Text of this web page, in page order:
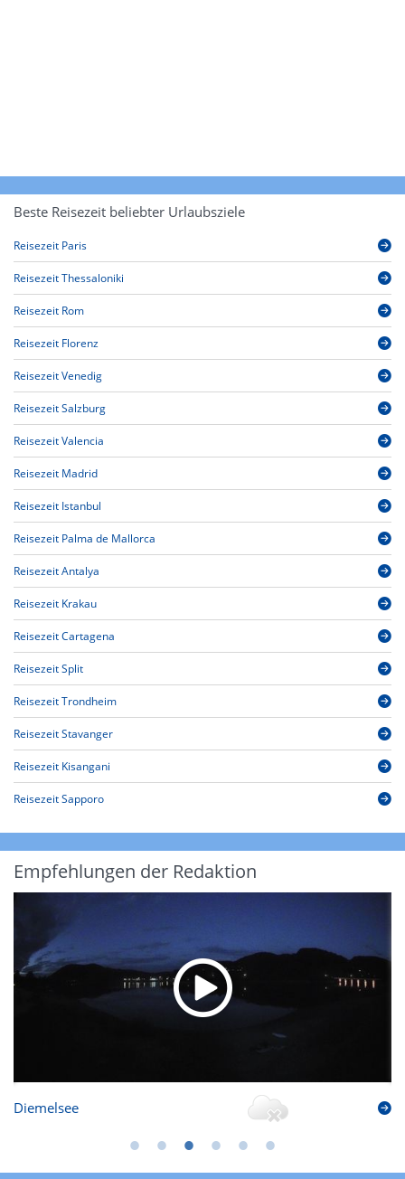
Beste Reisezeit beliebter Urlaubsziele
Reisezeit Paris
Reisezeit Thessaloniki
Reisezeit Rom
Reisezeit Florenz
Reisezeit Venedig
Reisezeit Salzburg
Reisezeit Valencia
Reisezeit Madrid
Reisezeit Istanbul
Reisezeit Palma de Mallorca
Reisezeit Antalya
Reisezeit Krakau
Reisezeit Cartagena
Reisezeit Split
Reisezeit Trondheim
Reisezeit Stavanger
Reisezeit Kisangani
Reisezeit Sapporo
Empfehlungen der Redaktion
Diemelsee